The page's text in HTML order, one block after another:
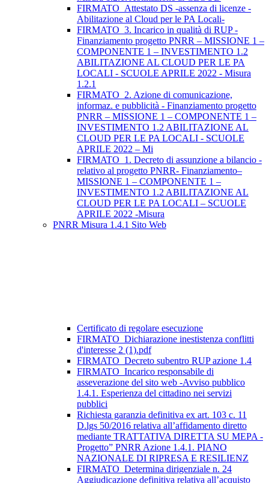
FIRMATO_Attestato DS -assenza di licenze -
Abilitazione al Cloud per le PA Locali-
FIRMATO_3. Incarico in qualità di RUP -
Finanziamento progetto PNRR – MISSIONE 1 –
COMPONENTE 1 – INVESTIMENTO 1.2
ABILITAZIONE AL CLOUD PER LE PA
LOCALI - SCUOLE APRILE 2022 - Misura
1.2.1
FIRMATO_2. Azione di comunicazione,
informaz. e pubblicità - Finanziamento progetto
PNRR – MISSIONE 1 – COMPONENTE 1 –
INVESTIMENTO 1.2 ABILITAZIONE AL
CLOUD PER LE PA LOCALI - SCUOLE
APRILE 2022 – Mi
FIRMATO_1. Decreto di assunzione a bilancio -
relativo al progetto PNRR- Finanziamento–
MISSIONE 1 – COMPONENTE 1 –
INVESTIMENTO 1.2 ABILITAZIONE AL
CLOUD PER LE PA LOCALI – SCUOLE
APRILE 2022 -Misura
PNRR Misura 1.4.1 Sito Web
Certificato di regolare esecuzione
FIRMATO_Dichiarazione inestistenza conflitti
d'interesse 2 (1).pdf
FIRMATO_Decreto subentro RUP azione 1.4
FIRMATO_Incarico responsabile di
asseverazione del sito web -Avviso pubblico
1.4.1. Esperienza del cittadino nei servizi
pubblici
Richiesta garanzia definitiva ex art. 103 c. 11
D.lgs 50/2016 relativa all’affidamento diretto
mediante TRATTATIVA DIRETTA SU MEPA -
Progetto” PNRR Azione 1.4.1. PIANO
NAZIONALE DI RIPRESA E RESILIENZ
FIRMATO_Determina dirigenziale n. 24
Aggiudicazione definitiva relativa all’acquisto